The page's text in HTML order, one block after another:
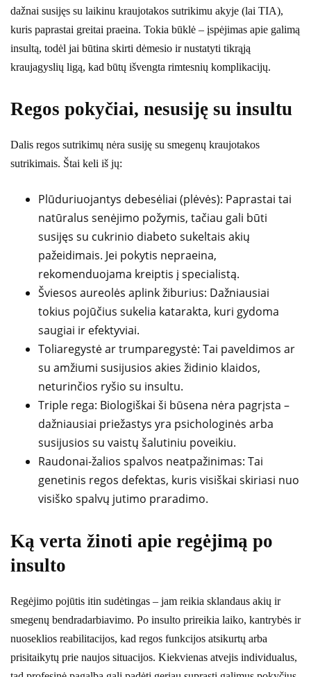
dažnai susijęs su laikinu kraujotakos sutrikimu akyje (lai TIA),
kuris paprastai greitai praeina. Tokia būklė – įspėjimas apie galimą
insultą, todėl jai būtina skirti dėmesio ir nustatyti tikrąją
kraujagyslių ligą, kad būtų išvengta rimtesnių komplikacijų.
Regos pokyčiai, nesusiję su insultu
Dalis regos sutrikimų nėra susiję su smegenų kraujotakos
sutrikimais. Štai keli iš jų:
Plūduriuojantys debesėliai (plėvės): Paprastai tai
natūralus senėjimo požymis, tačiau gali būti
susijęs su cukrinio diabeto sukeltais akių
pažeidimais. Jei pokytis nepraeina,
rekomenduojama kreiptis į specialistą.
Šviesos aureolės aplink žiburius: Dažniausiai
tokius pojūčius sukelia katarakta, kuri gydoma
saugiai ir efektyviai.
Toliaregystė ar trumparegystė: Tai paveldimos ar
su amžiumi susijusios akies židinio klaidos,
neturinčios ryšio su insultu.
Triple rega: Biologiškai ši būsena nėra pagrįsta –
dažniausiai priežastys yra psichologinės arba
susijusios su vaistų šalutiniu poveikiu.
Raudonai-žalios spalvos neatpažinimas: Tai
genetinis regos defektas, kuris visiškai skiriasi nuo
visiško spalvų jutimo praradimo.
Ką verta žinoti apie regėjimą po
insulto
Regėjimo pojūtis itin sudėtingas – jam reikia sklandaus akių ir
smegenų bendradarbiavimo. Po insulto prireikia laiko, kantrybės ir
nuoseklios reabilitacijos, kad regos funkcijos atsikurtų arba
prisitaikytų prie naujos situacijos. Kiekvienas atvejis individualus,